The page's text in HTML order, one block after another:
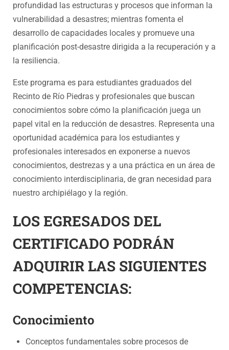
profundidad las estructuras y procesos que informan la
vulnerabilidad a desastres; mientras fomenta el
desarrollo de capacidades locales y promueve una
planificación post-desastre dirigida a la recuperación y a
la resiliencia.
Este programa es para estudiantes graduados del
Recinto de Río Piedras y profesionales que buscan
conocimientos sobre cómo la planificación juega un
papel vital en la reducción de desastres. Representa una
oportunidad académica para los estudiantes y
profesionales interesados en exponerse a nuevos
conocimientos, destrezas y a una práctica en un área de
conocimiento interdisciplinaria, de gran necesidad para
nuestro archipiélago y la región.
LOS EGRESADOS DEL
CERTIFICADO PODRÁN
ADQUIRIR LAS SIGUIENTES
COMPETENCIAS:
Conocimiento
Conceptos fundamentales sobre procesos de